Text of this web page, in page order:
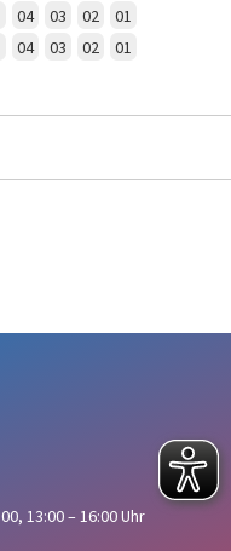
04 03 02 01
04 03 02
01
13:00 – 16:00 Uhr